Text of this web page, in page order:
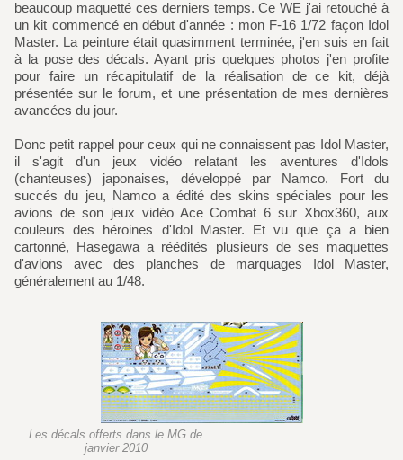
beaucoup maquetté ces derniers temps. Ce WE j'ai retouché à
un kit commencé en début d'année : mon F-16 1/72 façon Idol
Master. La peinture était quasimment terminée, j'en suis en fait
à la pose des décals. Ayant pris quelques photos j'en profite
pour faire un récapitulatif de la réalisation de ce kit, déjà
présentée sur le forum, et une présentation de mes dernières
avancées du jour.
Donc petit rappel pour ceux qui ne connaissent pas Idol Master,
il s'agit d'un jeux vidéo relatant les aventures d'Idols
(chanteuses) japonaises, développé par Namco. Fort du
succés du jeu, Namco a édité des skins spéciales pour les
avions de son jeux vidéo Ace Combat 6 sur Xbox360, aux
couleurs des héroines d'Idol Master. Et vu que ça a bien
cartonné, Hasegawa a réédités plusieurs de ses maquettes
d'avions avec des planches de marquages Idol Master,
généralement au 1/48.
Les décals offerts dans le MG de
janvier 2010